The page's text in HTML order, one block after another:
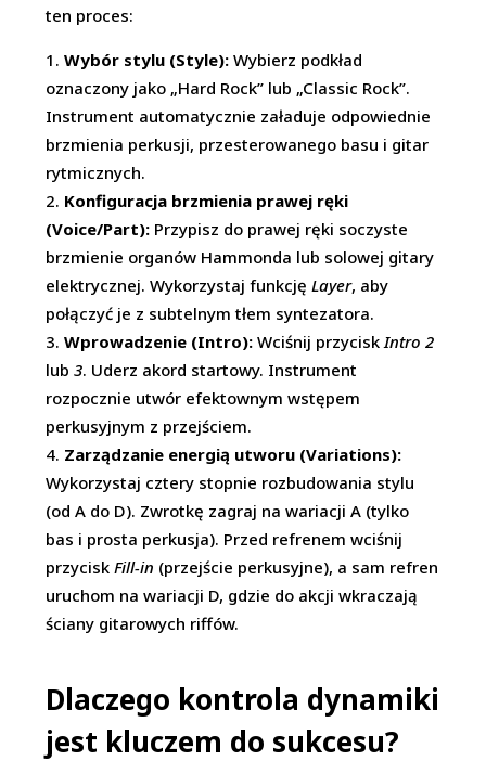
ten proces:
Wybór stylu (Style): Wybierz podkład
oznaczony jako „Hard Rock” lub „Classic Rock”.
Instrument automatycznie załaduje odpowiednie
brzmienia perkusji, przesterowanego basu i gitar
rytmicznych.
Konfiguracja brzmienia prawej ręki
(Voice/Part): Przypisz do prawej ręki soczyste
brzmienie organów Hammonda lub solowej gitary
elektrycznej. Wykorzystaj funkcjęLayer, aby
połączyć je z subtelnym tłem syntezatora.
Wprowadzenie (Intro): Wciśnij przyciskIntro 2
lub3. Uderz akord startowy. Instrument
rozpocznie utwór efektownym wstępem
perkusyjnym z przejściem.
Zarządzanie energią utworu (Variations):
Wykorzystaj cztery stopnie rozbudowania stylu
(od A do D). Zwrotkę zagraj na wariacji A (tylko
bas i prosta perkusja). Przed refrenem wciśnij
przyciskFill-in (przejście perkusyjne), a sam refren
uruchom na wariacji D, gdzie do akcji wkraczają
ściany gitarowych riffów.
Dlaczego kontrola dynamiki
jest kluczem do sukcesu?